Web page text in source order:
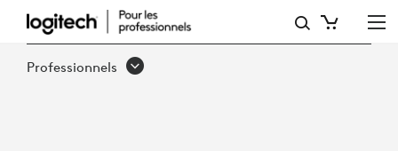
PÉRENNISER
LES
Professionnels